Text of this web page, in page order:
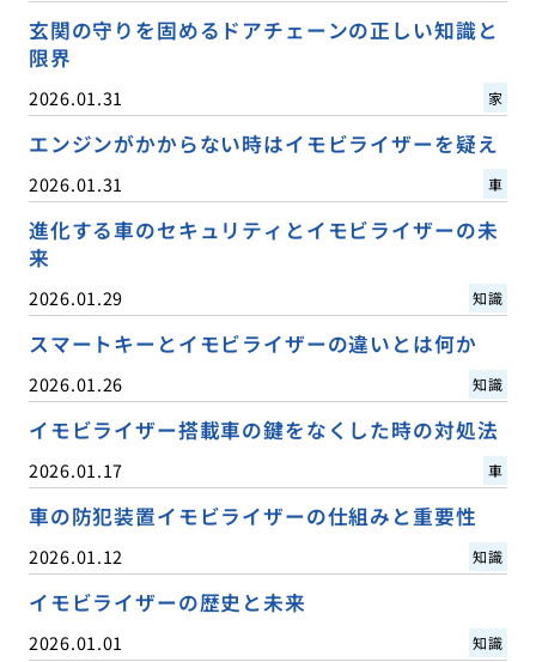
玄関の守りを固めるドアチェーンの正しい知識と
限界
2026.01.31 家
エンジンがかからない時はイモビライザーを疑え
2026.01.31 車
進化する車のセキュリティとイモビライザーの未
来
2026.01.29 知識
スマートキーとイモビライザーの違いとは何か
2026.01.26 知識
イモビライザー搭載車の鍵をなくした時の対処法
2026.01.17 車
車の防犯装置イモビライザーの仕組みと重要性
2026.01.12 知識
イモビライザーの歴史と未来
2026.01.01 知識